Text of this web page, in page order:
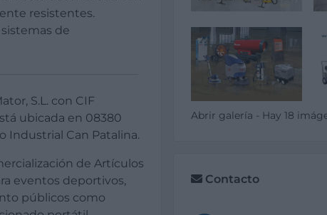
resistentes.
de
S.L. con CIF
ubicada en 08380
Industrial Can Patalina.
de Artículos
eventos deportivos,
públicos como
Abrir galería - Hay 18
Contacto